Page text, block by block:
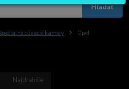
Hľadať
špeciálne cúvacie kamery Opel
Najdrahšie